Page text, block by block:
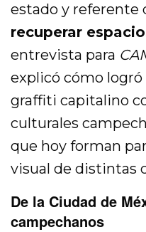
estado y referente
recuperar
entrevista para
explicó cómo logró
graffiti capitalino
culturales
que hoy forman
visual de distintas
De la Ciudad de
campechanos